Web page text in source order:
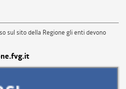
sul sito della Regione gli enti devono